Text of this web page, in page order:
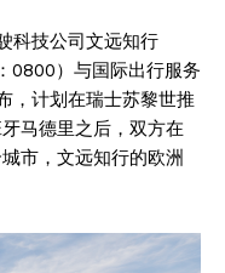
科技公司文远知行
0800）与国际出行服务
，计划在瑞士苏黎世推
马德里之后，双方在
市，文远知行的欧洲